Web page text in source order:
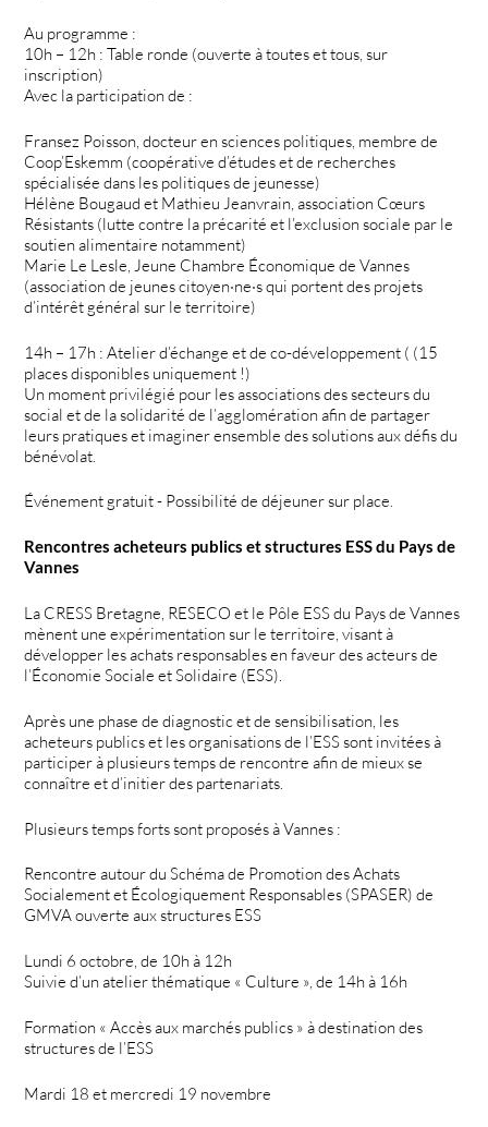
Au programme :
10h – 12h : Table ronde (ouverte à toutes et tous, sur
inscription)
Avec la participation de :
Fransez Poisson, docteur en sciences politiques, membre de
Coop’Eskemm (coopérative d’études et de recherches
spécialisée dans les politiques de jeunesse)
Hélène Bougaud et Mathieu Jeanvrain, association Cœurs
Résistants (lutte contre la précarité et l’exclusion sociale par le
soutien alimentaire notamment)
Marie Le Lesle, Jeune Chambre Économique de Vannes
(association de jeunes citoyen·ne·s qui portent des projets
d’intérêt général sur le territoire)
14h – 17h : Atelier d’échange et de co-développement ( (15
places disponibles uniquement !)
Un moment privilégié pour les associations des secteurs du
social et de la solidarité de l’agglomération afin de partager
leurs pratiques et imaginer ensemble des solutions aux défis du
bénévolat.
Événement gratuit - Possibilité de déjeuner sur place.
Rencontres acheteurs publics et structures ESS du Pays de
Vannes
La CRESS Bretagne, RESECO et le Pôle ESS du Pays de Vannes
mènent une expérimentation sur le territoire, visant à
développer les achats responsables en faveur des acteurs de
l’Économie Sociale et Solidaire (ESS).
Après une phase de diagnostic et de sensibilisation, les
acheteurs publics et les organisations de l’ESS sont invitées à
participer à plusieurs temps de rencontre afin de mieux se
connaître et d’initier des partenariats.
Plusieurs temps forts sont proposés à Vannes :
Rencontre autour du Schéma de Promotion des Achats
Socialement et Écologiquement Responsables (SPASER) de
GMVA ouverte aux structures ESS
Lundi 6 octobre, de 10h à 12h
Suivie d’un atelier thématique « Culture », de 14h à 16h
Formation « Accès aux marchés publics » à destination des
structures de l’ESS
Mardi 18 et mercredi 19 novembre